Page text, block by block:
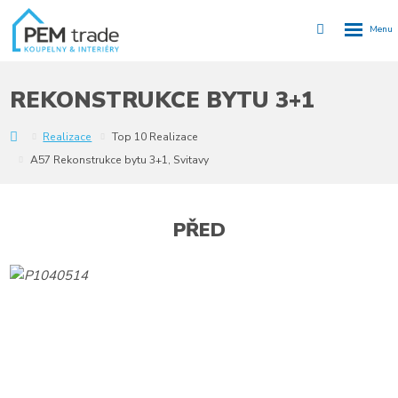
Vyhledávání
REKONSTRUKCE BYTU 3+1
Realizace
Top 10 Realizace
A57 Rekonstrukce bytu 3+1, Svitavy
PŘED